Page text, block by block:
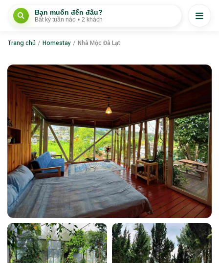
Bạn muốn đến đâu?
Bất kỳ tuần nào • 2 khách
Trang chủ / Homestay / Nhà Mộc Đà Lạt